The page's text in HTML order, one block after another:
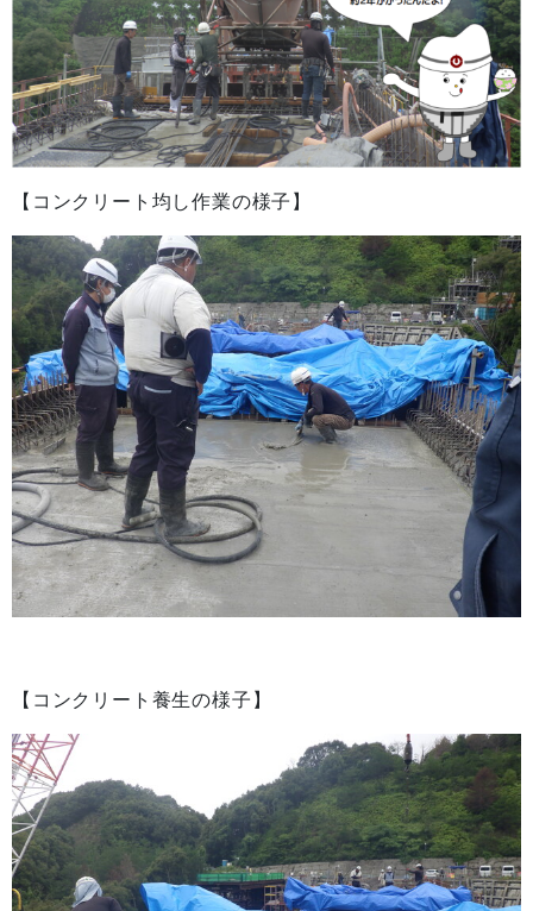
【コンクリート均し作業の様子】
【コンクリート養生の様子】